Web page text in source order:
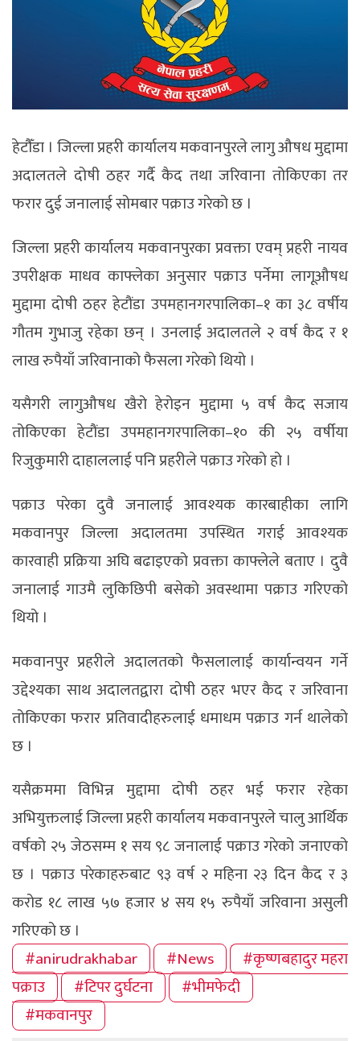
हेटाैँडा । जिल्ला प्रहरी कार्यालय मकवानपुरले लागु औषध मुद्दामा
अदालतले दोषी ठहर गर्दै कैद तथा जरिवाना तोकिएका तर
फरार दुई जनालाई सोमबार पक्राउ गरेको छ ।
जिल्ला प्रहरी कार्यालय मकवानपुरका प्रवक्ता एवम् प्रहरी नायव
उपरीक्षक माधव काफ्लेका अनुसार पक्राउ पर्नेमा लागूऔषध
मुद्दामा दोषी ठहर हेटौंडा उपमहानगरपालिका–१ का ३८ वर्षीय
गौतम गुभाजु रहेका छन् । उनलाई अदालतले २ वर्ष कैद र १
लाख रुपैयाँ जरिवानाको फैसला गरेको थियो ।
यसैगरी लागुऔषध खैरो हेरोइन मुद्दामा ५ वर्ष कैद सजाय
तोकिएका हेटौंडा उपमहानगरपालिका–१० की २५ वर्षीया
रिजुकुमारी दाहाललाई पनि प्रहरीले पक्राउ गरेको हो ।
पक्राउ परेका दुवै जनालाई आवश्यक कारबाहीका लागि
मकवानपुर जिल्ला अदालतमा उपस्थित गराई आवश्यक
कारवाही प्रक्रिया अघि बढाइएको प्रवक्ता काफ्लेले बताए । दुवै
जनालाई गाउमै लुकिछिपी बसेको अवस्थामा पक्राउ गरिएको
थियो ।
मकवानपुर प्रहरीले अदालतको फैसलालाई कार्यान्वयन गर्ने
उद्देश्यका साथ अदालतद्वारा दोषी ठहर भएर कैद र जरिवाना
तोकिएका फरार प्रतिवादीहरुलाई धमाधम पक्राउ गर्न थालेको
छ ।
यसैक्रममा विभिन्न मुद्दामा दोषी ठहर भई फरार रहेका
अभियुक्तलाई जिल्ला प्रहरी कार्यालय मकवानपुरले चालु आर्थिक
वर्षको २५ जेठसम्म १ सय ९८ जनालाई पक्राउ गरेको जनाएको
छ । पक्राउ परेकाहरुबाट ९३ वर्ष २ महिना २३ दिन कैद र ३
करोड १८ लाख ५७ हजार ४ सय १५ रुपैयाँ जरिवाना असुली
गरिएको छ ।
#anirudrakhabar
#News
#कृष्णबहादुर महरा
पक्राउ
#टिपर दुर्घटना
#भीमफेदी
#मकवानपुर